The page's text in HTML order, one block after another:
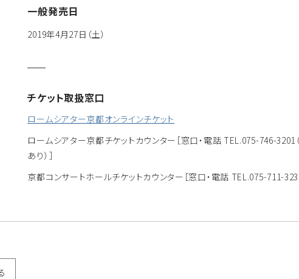
一般発売日
2019年4月27日（土）
チケット取扱窓口
ロームシアター京都オンラインチケット
ロームシアター京都チケットカウンター ［窓口・電話 TEL.075-746-
あり）］
京都コンサートホールチケットカウンター ［窓口・電話 TEL.075-711-